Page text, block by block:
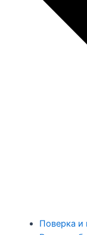
Поверка и